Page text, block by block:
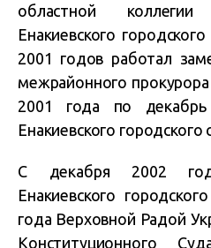
областной
Енакиевского
2001 годов работал
межрайонного
2001 года по
Енакиевского городского
С декабря 2002
Енакиевского
года Верховной Радой
Конституционного